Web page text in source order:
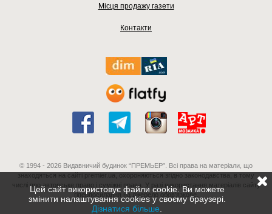
Місця продажу газети
Контакти
© 1994 - 2026 Видавничий будинок “ПРЕМЬЕР”. Всі права на матеріали, що
знаходяться на сайті premier.ua, охороняються згідно законодавства, в тому
числі про авторське право і суміжні права. У разі використання матеріалів сайту
гіперпосилання на джерело обов'язкове.
Цей сайт використовує файли cookie. Ви можете
змінити налаштування cookies у своєму браузері.
Дізнатися більше